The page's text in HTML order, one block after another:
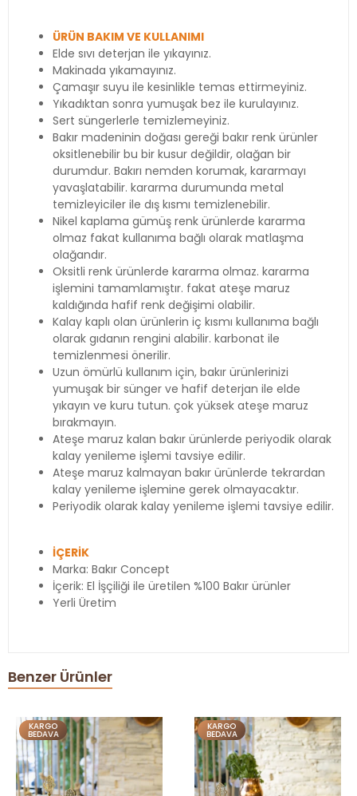
ÜRÜN BAKIM VE KULLANIMI
Elde sıvı deterjan ile yıkayınız.
Makinada yıkamayınız.
Çamaşır suyu ile kesinlikle temas ettirmeyiniz.
Yıkadıktan sonra yumuşak bez ile kurulayınız.
Sert süngerlerle temizlemeyiniz.
Bakır madeninin doğası gereği bakır renk ürünler
oksitlenebilir bu bir kusur değildir, olağan bir
durumdur. Bakırı nemden korumak, kararmayı
yavaşlatabilir. kararma durumunda metal
temizleyiciler ile dış kısmı temizlenebilir.
Nikel kaplama gümüş renk ürünlerde kararma
olmaz fakat kullanıma bağlı olarak matlaşma
olağandır.
Oksitli renk ürünlerde kararma olmaz. kararma
işlemini tamamlamıştır. fakat ateşe maruz
kaldığında hafif renk değişimi olabilir.
Kalay kaplı olan ürünlerin iç kısmı kullanıma bağlı
olarak gıdanın rengini alabilir. karbonat ile
temizlenmesi önerilir.
Uzun ömürlü kullanım için, bakır ürünlerinizi
yumuşak bir sünger ve hafif deterjan ile elde
yıkayın ve kuru tutun. çok yüksek ateşe maruz
bırakmayın.
Ateşe maruz kalan bakır ürünlerde periyodik olarak
kalay yenileme işlemi tavsiye edilir.
Ateşe maruz kalmayan bakır ürünlerde tekrardan
kalay yenileme işlemine gerek olmayacaktır.
Periyodik olarak kalay yenileme işlemi tavsiye edilir.
İÇERİK
Marka: Bakır Concept
İçerik: El İşçiliği ile üretilen %100 Bakır ürünler
Yerli Üretim
Benzer Ürünler
KARGO
BEDAVA
KARGO
BEDAVA